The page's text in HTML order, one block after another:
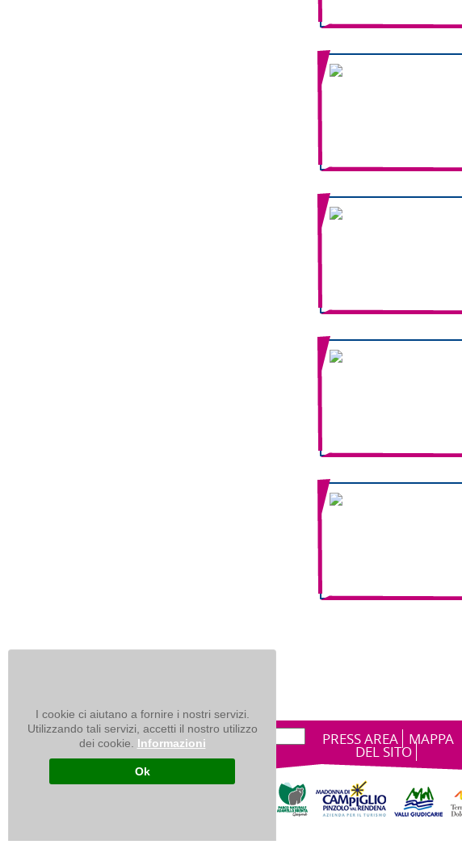
I cookie ci aiutano a fornire i nostri servizi.
Utilizzando tali servizi, accetti il nostro utilizzo
dei cookie. Informazioni
Ok
PRESS AREA MAPPA
DEL SITO